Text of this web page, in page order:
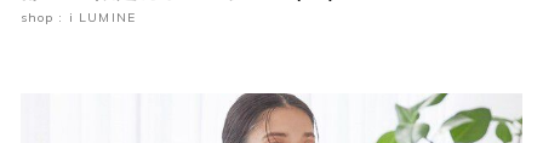
shop : i LUMINE